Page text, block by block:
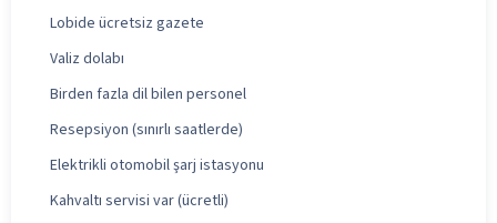
Lobide ücretsiz gazete
Valiz dolabı
Birden fazla dil bilen personel
Resepsiyon (sınırlı saatlerde)
Elektrikli otomobil şarj istasyonu
Kahvaltı servisi var (ücretli)